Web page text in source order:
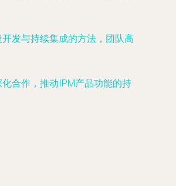
发与持续集成的方法，团队高
合作，推动IPM产品功能的持